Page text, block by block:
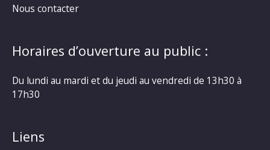
Nous contacter
Horaires d’ouverture au public :
Du lundi au mardi et du jeudi au vendredi de 13h30 à
17h30
Liens